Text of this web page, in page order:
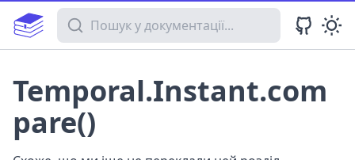
Пошук у документації
Temporal.Instant.com
pare()